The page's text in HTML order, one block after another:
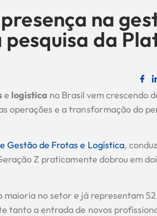
na
da
e logística no Brasil vem crescendo
operações e a transformação do
Gestão de Frotas e Logística,
Z praticamente dobrou em
no setor e já representam
tanto a entrada de novos